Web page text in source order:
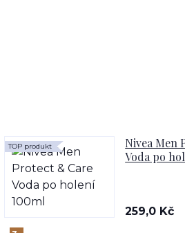
Nivea Men
Voda po
TOP produkt
259,0 Kč